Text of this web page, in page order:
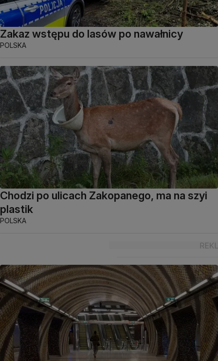
Zakaz wstępu do lasów po nawałnicy
POLSKA
Chodzi po ulicach Zakopanego, ma na szyi
plastik
POLSKA